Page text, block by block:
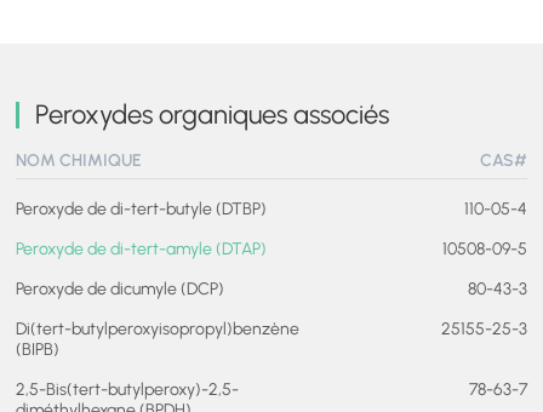
Peroxydes organiques associés
NOM CHIMIQUE CAS#
Peroxyde de di-tert-butyle (DTBP)
110-05-4
Peroxyde de di-tert-amyle (DTAP)
10508-09-5
Peroxyde de dicumyle (DCP)
80-43-3
Di(tert-butylperoxyisopropyl)benzène
(BIPB)
25155-25-3
2,5-Bis(tert-butylperoxy)-2,5-
78-63-7